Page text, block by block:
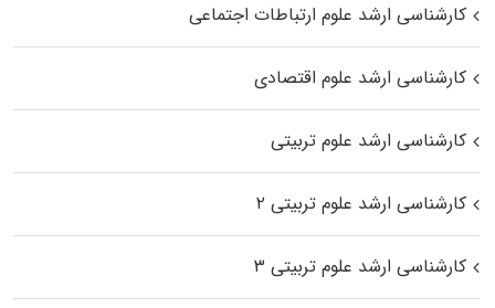
کارشناسی ارشد علوم ارتباطات اجتماعی
کارشناسی ارشد علوم اقتصادی
کارشناسی ارشد علوم تربیتی
کارشناسی ارشد علوم تربیتی ۲
کارشناسی ارشد علوم تربیتی ۳